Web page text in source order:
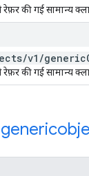
की गई सामान्य
/v1 /generic
की गई सामान्य